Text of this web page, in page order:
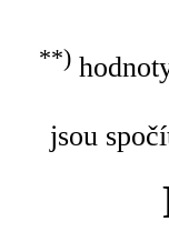
**)
jsou